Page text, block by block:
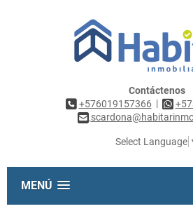
Contáctenos
+576019157366 |
Select Language
MENÚ